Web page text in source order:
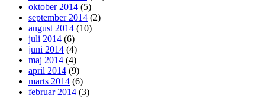
oktober 2014 (5)
september 2014 (2)
august 2014 (10)
juli 2014 (6)
juni 2014 (4)
maj 2014 (4)
april 2014 (9)
marts 2014 (6)
februar 2014 (3)